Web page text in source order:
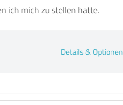
ich mich zu stellen hatte.
Details & Optionen